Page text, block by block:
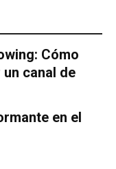
Cómo
canal de
en el